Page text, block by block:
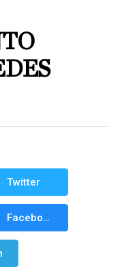
Twitter
Facebook Messenger